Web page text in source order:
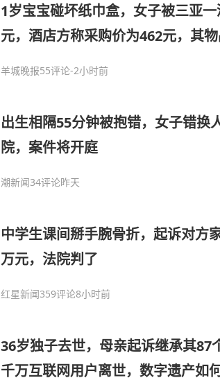
1岁宝宝碰坏纸巾盒，女子被三亚
元，酒店方称采购价为462元，其
羊城晚报55评论-2小时前
出生相隔55分钟被抱错，女子错换
院，案件将开庭
潮新闻34评论昨天
中学生课间掰手腕骨折，起诉对方
万元，法院判了
红星新闻359评论8小时前
36岁独子去世，母亲起诉继承其87
千万互联网用户离世，数字遗产如